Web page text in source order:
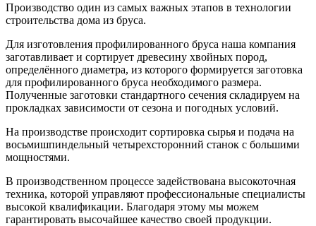
Производство один из самых важных этапов в технологии
строительства дома из бруса.
Для изготовления профилированного бруса наша компания
заготавливает и сортирует древесину хвойных пород,
определённого диаметра, из которого формируется заготовка
для профилированного бруса необходимого размера.
Полученные заготовки стандартного сечения складируем на
прокладках зависимости от сезона и погодных условий.
На производстве происходит сортировка сырья и подача на
восьмишпиндельный четырехсторонний станок с большими
мощностями.
В производственном процессе задействована высокоточная
техника, которой управляют профессиональные специалисты
высокой квалификации. Благодаря этому мы можем
гарантировать высочайшее качество своей продукции.